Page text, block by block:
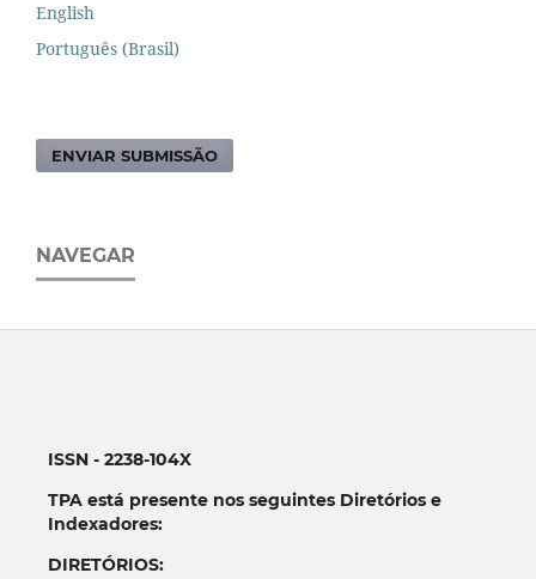
English
Português (Brasil)
ENVIAR SUBMISSÃO
NAVEGAR
ISSN - 2238-104X
TPA está presente nos seguintes Diretórios e
Indexadores:
DIRETÓRIOS: